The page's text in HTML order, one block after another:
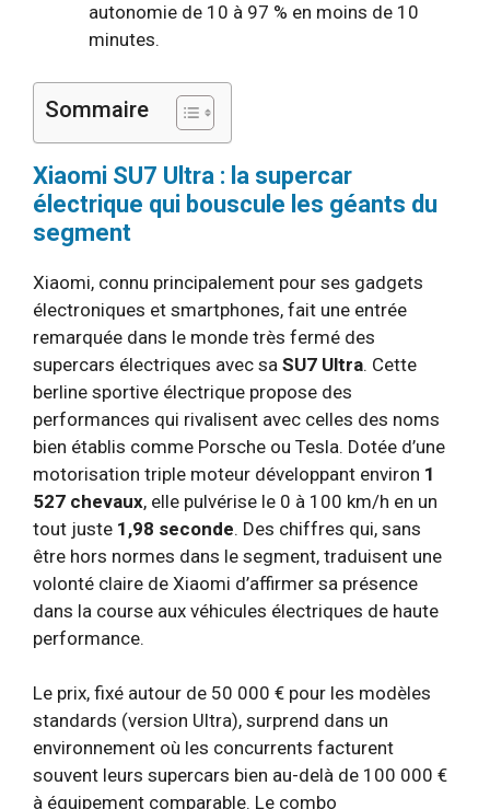
autonomie de 10 à 97 % en moins de 10
minutes.
Sommaire
Xiaomi SU7 Ultra : la supercar
électrique qui bouscule les géants du
segment
Xiaomi, connu principalement pour ses gadgets
électroniques et smartphones, fait une entrée
remarquée dans le monde très fermé des
supercars électriques avec sa SU7 Ultra. Cette
berline sportive électrique propose des
performances qui rivalisent avec celles des noms
bien établis comme Porsche ou Tesla. Dotée d’une
motorisation triple moteur développant environ 1
527 chevaux, elle pulvérise le 0 à 100 km/h en un
tout juste 1,98 seconde. Des chiffres qui, sans
être hors normes dans le segment, traduisent une
volonté claire de Xiaomi d’affirmer sa présence
dans la course aux véhicules électriques de haute
performance.
Le prix, fixé autour de 50 000 € pour les modèles
standards (version Ultra), surprend dans un
environnement où les concurrents facturent
souvent leurs supercars bien au-delà de 100 000 €
à équipement comparable. Le combo